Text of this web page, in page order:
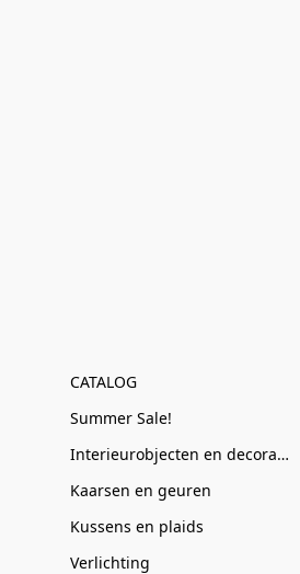
CATALOG
Summer Sale!
Interieurobjecten en decoratie
Kaarsen en geuren
Kussens en plaids
Verlichting